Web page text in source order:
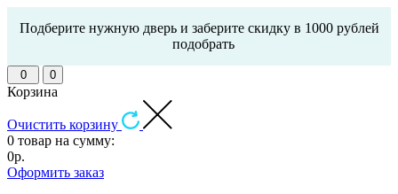
Подберите нужную дверь и заберите скидку в 1000 рублей
подобрать
0 0
Корзина
Очистить корзину
0 товар на сумму:
0р.
Оформить заказ